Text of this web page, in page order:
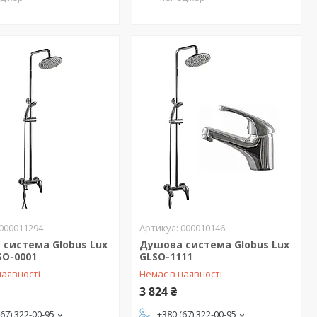
Globus Lux
0001
322-00-95
000010146
Душова система Globus Lux
GLSO-1111
Немає в наявності
3 824 ₴
+380 (67) 322-00-95